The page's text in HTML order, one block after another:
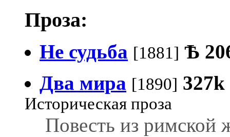
Проза:
Не судьба [1881] Ѣ
Два мира [1890] 327k
Историческая проза
Повесть из римской